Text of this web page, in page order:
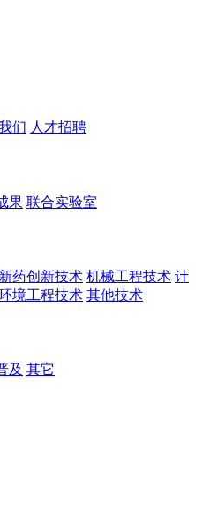
们 人才招聘
果 联合实验室
新药创新技术 机械工程技术 计
境工程技术 其他技术
及 其它